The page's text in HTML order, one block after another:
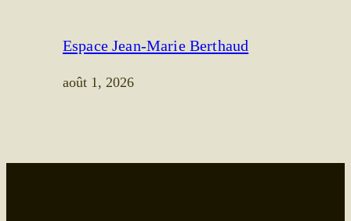
Espace Jean-Marie Berthaud
août 1, 2026